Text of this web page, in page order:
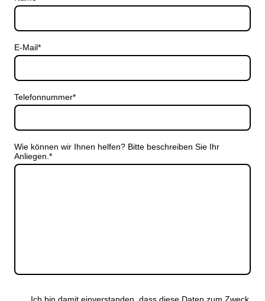
E-Mail *
Telefonnummer*
Wie können wir Ihnen helfen? Bitte beschreiben Sie Ihr
Anliegen.*